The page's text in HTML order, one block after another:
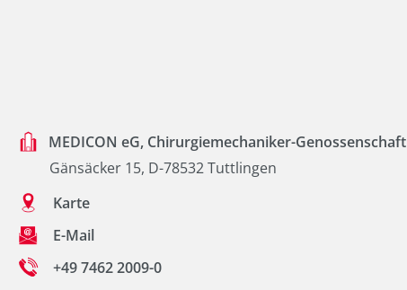
MEDICON eG, Chirurgiemechaniker-Genossenschaft
Gänsäcker 15, D-78532 Tuttlingen
Karte
E-Mail
+49 7462 2009-0